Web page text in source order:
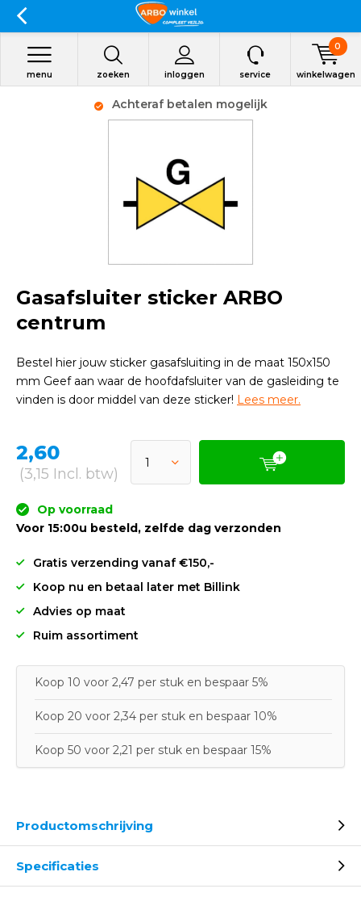
zoeken inloggen
menu service winkelwagen
0
Achteraf betalen mogelijk
Gasafsluiter sticker ARBO
centrum
Bestel hier jouw sticker gasafsluiting in de maat 150x150
mm Geef aan waar de hoofdafsluiter van de gasleiding te
vinden is door middel van deze sticker! Lees meer.
2,60
(3,15 Incl. btw)
Op voorraad
Voor 15:00u besteld, zelfde dag verzonden
Gratis verzending vanaf €150,-
Koop nu en betaal later met Billink
Advies op maat
Ruim assortiment
Koop 10 voor 2,47 per stuk en bespaar 5%
Koop 20 voor 2,34 per stuk en bespaar 10%
Koop 50 voor 2,21 per stuk en bespaar 15%
Productomschrijving
Specificaties